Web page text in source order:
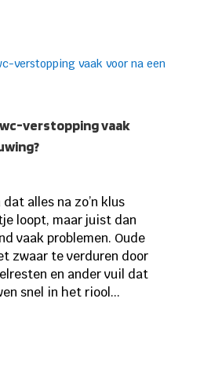
verstopping vaak
alles na zo’n klus
loopt, maar juist dan
vaak problemen. Oude
zwaar te verduren door
en ander vuil dat
snel in het riool...